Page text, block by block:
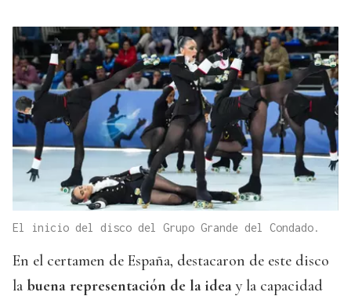
El inicio del disco del Grupo Grande del Condado.
En el certamen de España, destacaron de este disco
la buena representación de la idea y la capacidad